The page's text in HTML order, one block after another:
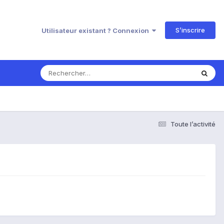
Utilisateur existant ? Connexion S’inscrire
Toute l’activité